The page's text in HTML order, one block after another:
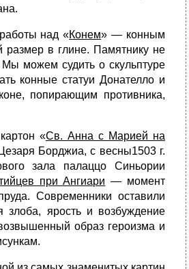
над «Конем» — конным
в глине. Памятнику не
можем судить о скульптуре
конные статуи Донателло и
попирающим противника,
«Св. Анна с Марией на
Борджиа, с весны1503 г.
зала палаццо Синьории
при Ангиари — момент
Совре­менники оставили
злоба, ярость и возбуждение
образ героизма и